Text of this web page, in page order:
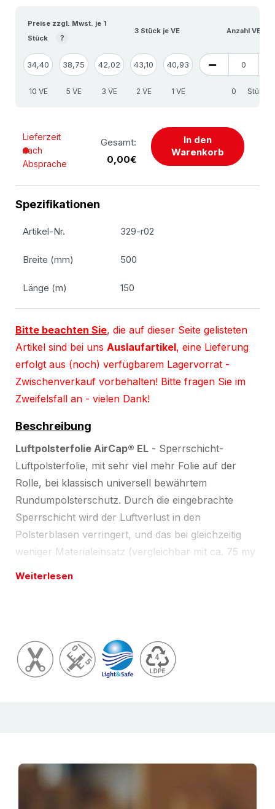
Preise zzgl. Mwst. je 1
Stück
?
3 Stück je VE Anzahl VE
34,40 38,75 42,02 43,10 40,93
10 VE 5 VE 3 VE 2 VE 1 VE Stück
Lieferzeit
nach
Absprache
Gesamt:
0,00€
In den
Warenkorb
Spezifikationen
Artikel-Nr. 329-r02
Breite (mm) 500
Länge (m) 150
Bitte beachten Sie, die auf dieser Seite gelisteten
Artikel sind bei uns Auslaufartikel, eine Lieferung
erfolgt aus (noch) verfügbarem Lagervorrat -
Zwischenverkauf vorbehalten! Bitte fragen Sie im
Zweifelsfall an - vielen Dank!
Beschreibung
Luftpolsterfolie AirCap® EL - Sperrschicht-
Luftpolsterfolie, mit sehr viel mehr Folie auf der
Rolle, bei klassisch universell bewährtem
Rundumpolsterschutz. Durch die eingebrachte
Sperrschicht wird der Luftverlust in den
Polsterblasen verringert, und das bei gleichzeitig
weniger Materialeinsatz (vergleichbar mit ca. 75 my
Schicht-Folie mit kleiner Noppe, d.h. Noppenhöhe
ca. 2,7 mm, Noppendurchmesser ca. 9,5 mm und
150 m auf der Rolle. Wie alle Verpackungsprodukte
Konfektionsservice
Weiterlesen